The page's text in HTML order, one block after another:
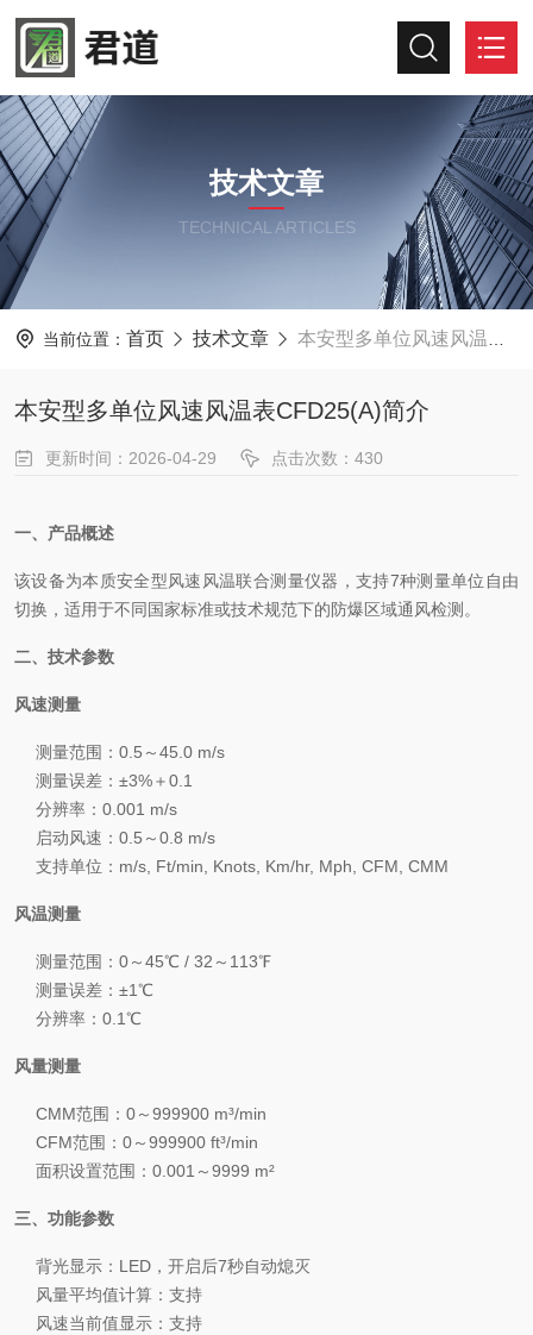
技术文章
TECHNICAL ARTICLES
当前位置： 首页 技术文章 本安型多单位风速风温表CFD25(A)简介
本安型多单位风速风温表CFD25(A)简介
更新时间：2026-04-29 点击次数：430
一、产品概述
该设备为本质安全型风速风温联合测量仪器，支持7种测量单位自由
切换，适用于不同国家标准或技术规范下的防爆区域通风检测。
二、技术参数
风速测量
测量范围：0.5～45.0 m/s
测量误差：±3%＋0.1
分辨率：0.001 m/s
启动风速：0.5～0.8 m/s
支持单位：m/s, Ft/min, Knots, Km/hr, Mph, CFM, CMM
风温测量
测量范围：0～45℃ / 32～113℉
测量误差：±1℃
分辨率：0.1℃
风量测量
CMM范围：0～999900 m³/min
CFM范围：0～999900 ft³/min
面积设置范围：0.001～9999 m²
三、功能参数
背光显示：LED，开启后7秒自动熄灭
风量平均值计算：支持
风速当前值显示：支持